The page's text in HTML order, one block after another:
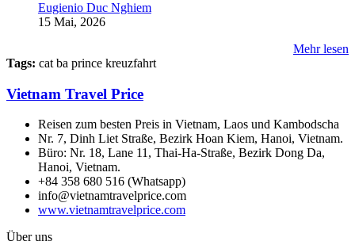
Eugienio Duc Nghiem
15 Mai, 2026
Mehr lesen
Tags: cat ba prince kreuzfahrt
Vietnam Travel Price
Reisen zum besten Preis in Vietnam, Laos und Kambodscha
Nr. 7, Dinh Liet Straße, Bezirk Hoan Kiem, Hanoi, Vietnam.
Büro: Nr. 18, Lane 11, Thai-Ha-Straße, Bezirk Dong Da,
Hanoi, Vietnam.
+84 358 680 516 (Whatsapp)
info@vietnamtravelprice.com
www.vietnamtravelprice.com
Über uns